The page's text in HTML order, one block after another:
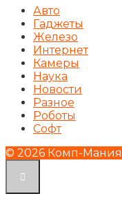
Авто
Гаджеты
Железо
Интернет
Камеры
Наука
Новости
Разное
Роботы
Софт
© 2026 Комп-Мания